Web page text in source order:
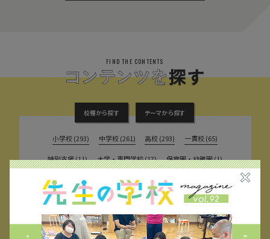
FIND THE CONTENTS
校種から探す テーマから探す
小学校 (293) 中学校 (261) 高校 (293) 一貫校 (65)
特別支援 (11) 大学・専門学校 (17) 保育園・幼稚園 (1)
民間企業 (63) 公立 (347) 私立 (356)
オルタナティブスクール (18) 教育委員会 (4)